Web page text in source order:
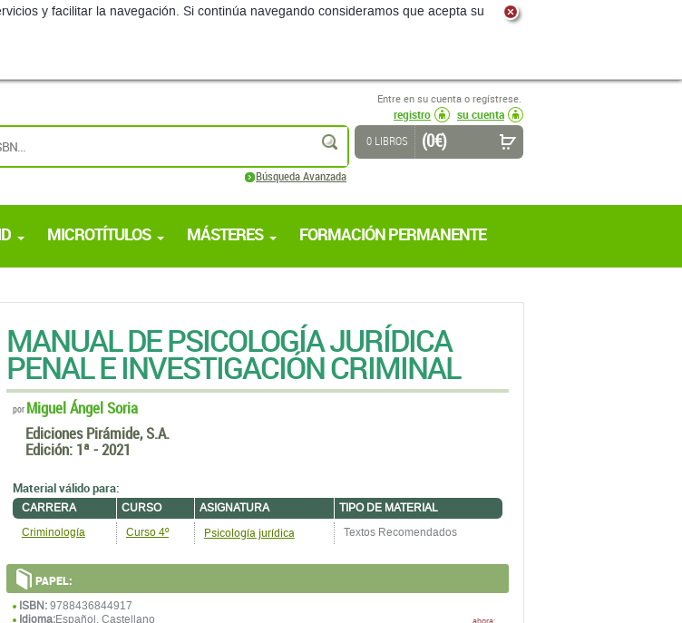
y facilitar la navegación. Si continúa navegando consideramos que acepta su
Entre en su cuenta o regístrese.
registro
su cuenta
buscar
Búsqueda Avanzada
0 LIBROS (0 €)
MICROTÍTULOS MÁSTERES FORMACIÓN PERMANENTE
MANUAL DE PSICOLOGÍA JURÍDICA
PENAL E INVESTIGACIÓN CRIMINAL
por Miguel Ángel Soria
Ediciones Pirámide, S.A.
Edición: 1ª - 2021
Material válido para:
CARRERA CURSO ASIGNATURA
TIPO DE MATERIAL
Criminología
Curso 4º Psicología jurídica Textos Recomendados
PAPEL:
ISBN:9788436844917
Idioma:Español, Castellano
ahora: